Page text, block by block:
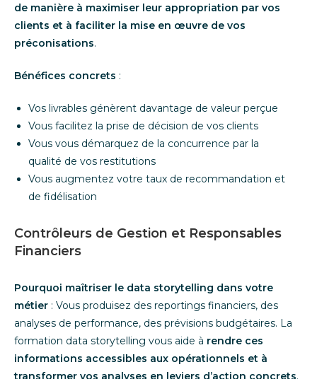
de manière à maximiser leur appropriation par vos
clients et à faciliter la mise en œuvre de vos
préconisations.
Bénéfices concrets :
Vos livrables génèrent davantage de valeur perçue
Vous facilitez la prise de décision de vos clients
Vous vous démarquez de la concurrence par la
qualité de vos restitutions
Vous augmentez votre taux de recommandation et
de fidélisation
Contrôleurs de Gestion et Responsables
Financiers
Pourquoi maîtriser le data storytelling dans votre
métier : Vous produisez des reportings financiers, des
analyses de performance, des prévisions budgétaires. La
formation data storytelling vous aide à rendre ces
informations accessibles aux opérationnels et à
transformer vos analyses en leviers d’action concrets.